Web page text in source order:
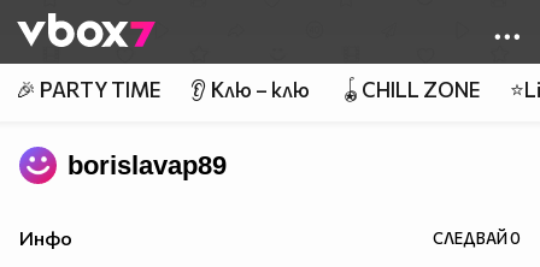
👾
🎉 PARTY TIME 👂 Клю – клю 🪀CHILL ZONE
borislavap89
Инфо СЛЕДВАЙ0